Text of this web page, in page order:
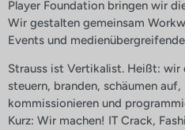
Player Foundation bringen wir
Wir gestalten gemeinsam
Events und
Strauss ist Vertikalist. Heißt: wir
steuern, branden, schäumen
kommissionieren und
Kurz: Wir machen! IT Crack,